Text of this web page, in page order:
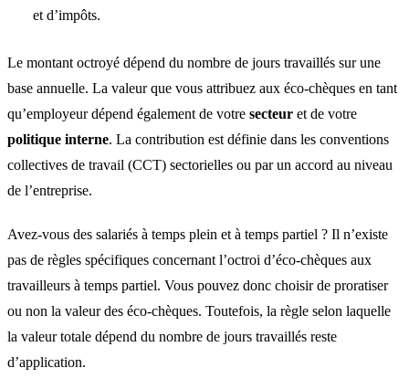
et d’impôts.
Le montant octroyé dépend du nombre de jours travaillés sur une
base annuelle. La valeur que vous attribuez aux éco-chèques en tant
qu’employeur dépend également de votre secteur et de votre
politique interne. La contribution est définie dans les conventions
collectives de travail (CCT) sectorielles ou par un accord au niveau
de l’entreprise.
Avez-vous des salariés à temps plein et à temps partiel ? Il n’existe
pas de règles spécifiques concernant l’octroi d’éco-chèques aux
travailleurs à temps partiel. Vous pouvez donc choisir de proratiser
ou non la valeur des éco-chèques. Toutefois, la règle selon laquelle
la valeur totale dépend du nombre de jours travaillés reste
d’application.